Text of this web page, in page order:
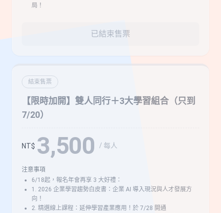
局！
已結束售票
結束售票
【限時加開】雙人同行＋3大學習組合（只到
7/20）
NT$ 3,500 / 每人
注意事項
6/18起，報名年會再享 3 大好禮：
1. 2026 企業學習趨勢白皮書：企業 AI 導入現況與人才發展方
向！
2. 精選線上課程：延伸學習產業應用！於 7/28 開通